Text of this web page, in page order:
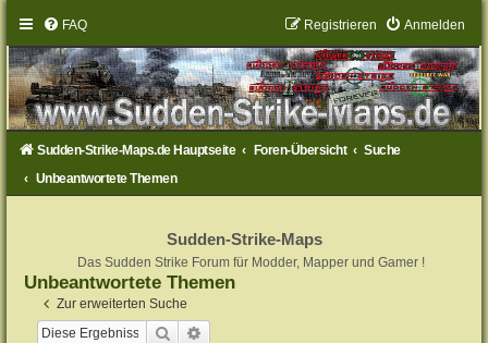
FAQ Anmelden
Registrieren
Sudden-Strike-Maps.de Hauptseite Foren-Übersicht
Suche
Unbeantwortete Themen
Sudden-Strike-Maps
Das Sudden Strike Forum für Modder, Mapper und Gamer !
Unbeantwortete Themen
Zur erweiterten Suche
Suche